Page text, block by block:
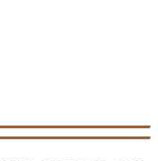
3D-
на